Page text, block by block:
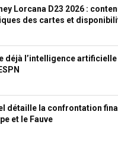
Lorcana D23 2026 :
des cartes et
déjà l’intelligence
détaille la confrontation
et le Fauve